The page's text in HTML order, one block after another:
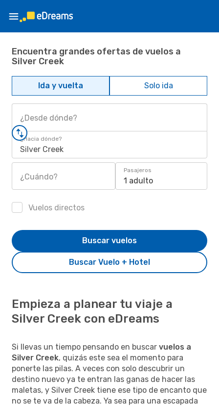
Encuentra grandes ofertas de vuelos a
Silver Creek
Ida y vuelta Solo ida
¿Desde dónde?
¿Hacia dónde?
Silver Creek
¿Cuándo?
Pasajeros
1 adulto
Vuelos directos
Buscar Vuelo + Hotel
Buscar vuelos
Empieza a planear tu viaje a
Silver Creek con eDreams
Si llevas un tiempo pensando en buscar vuelos a
Silver Creek, quizás este sea el momento para
ponerte las pilas. A veces con solo descubrir un
destino nuevo ya te entran las ganas de hacer las
maletas, y Silver Creek tiene ese tipo de encanto que
no se te va de la cabeza. Ya sea para una escapada